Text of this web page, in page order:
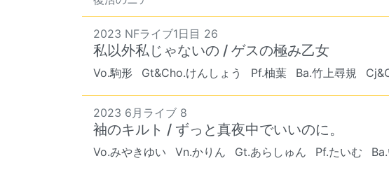
2023 NFライブ1日目 26
私以外私じゃないの / ゲスの極み乙女
Vo.駒形 Gt&Cho.けんしょう Pf.柚葉 Ba.竹上尋規
2023 6月ライブ 8
袖のキルト / ずっと真夜中でいいのに。
Vo.みやきゆい Vn.かりん Gt.あらしゅん Pf.たいむ